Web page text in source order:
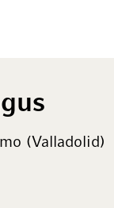
(Valladolid)